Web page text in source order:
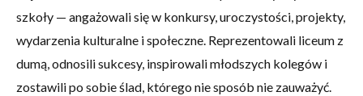
szkoły — angażowali się w konkursy, uroczystości, projekty,
wydarzenia kulturalne i społeczne. Reprezentowali liceum z
dumą, odnosili sukcesy, inspirowali młodszych kolegów i
zostawili po sobie ślad, którego nie sposób nie zauważyć.